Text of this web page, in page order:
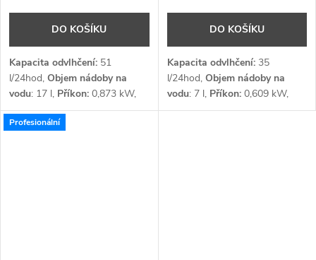
DO KOŠÍKU
Kapacita odvlhčení: 51
l/24hod, Objem nádoby na
vodu: 17 l, Příkon: 0,873 kW,
Průtok vzduchu:450 m³/h,
Napětí:1 x 230 V,
DO KOŠÍKU
Kapacita odvlhčení:35
l/24hod, Objem nádoby na
vodu: 7 l, Příkon:0,609 kW,
Průtok vzduchu:290 m³/h,
Profesionální